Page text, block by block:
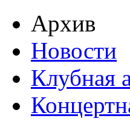
Архив
Новости
Клубная